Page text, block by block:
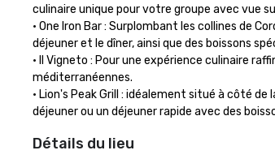
culinaire unique pour votre groupe avec vue
• One Iron Bar : Surplombant les collines de
déjeuner et le dîner, ainsi que des boissons
• Il Vigneto : Pour une expérience culinaire
méditerranéennes.
• Lion's Peak Grill : idéalement situé à côté
déjeuner ou un déjeuner rapide avec des
Détails du lieu